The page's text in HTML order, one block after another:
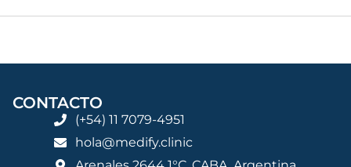
CONTACTO
(+54) 11 7079-4951
hola@medify.clinic